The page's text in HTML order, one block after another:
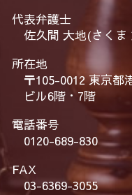
代表弁護士
佐久間 大地(さくま
所在地
〒105-0012 東京都
ビル6階・7階
電話番号
0120-689-830
FAX
03-6369-3055